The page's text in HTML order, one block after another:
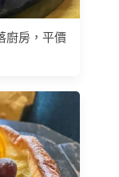
廚房，平價